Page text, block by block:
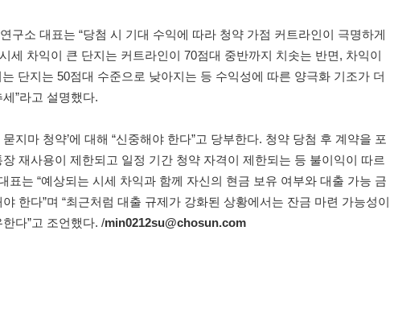
구소 대표는 “당첨 시 기대 수익에 따라 청약 가점 커트라인이 극명하게
세 차익이 큰 단지는 커트라인이 70점대 중반까지 치솟는 반면, 차익이
단지는 50점대 수준으로 낮아지는 등 수익성에 따른 양극화 기조가 더
”라고 설명했다.
지마 청약’에 대해 “신중해야 한다”고 당부한다. 청약 당첨 후 계약을 포
재사용이 제한되고 일정 기간 청약 자격이 제한되는 등 불이익이 따르
표는 “예상되는 시세 차익과 함께 자신의 현금 보유 여부와 대출 가능 금
한다”며 “최근처럼 대출 규제가 강화된 상황에서는 잔금 마련 가능성이
다”고 조언했다. /min0212su@chosun.com